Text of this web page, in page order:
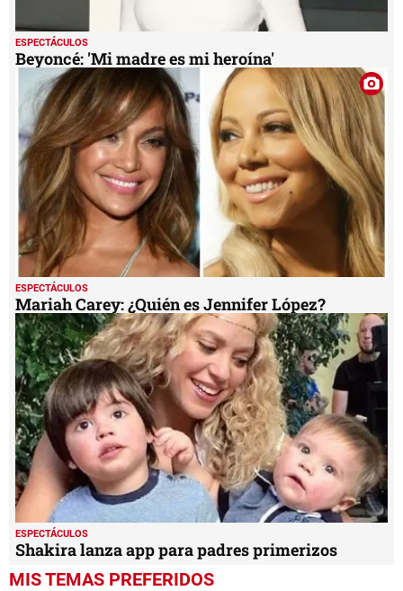
ESPECTÁCULOS
Beyoncé: 'Mi madre es mi heroína'
ESPECTÁCULOS
Mariah Carey: ¿Quién es Jennifer López?
ESPECTÁCULOS
Shakira lanza app para padres primerizos
MIS TEMAS PREFERIDOS